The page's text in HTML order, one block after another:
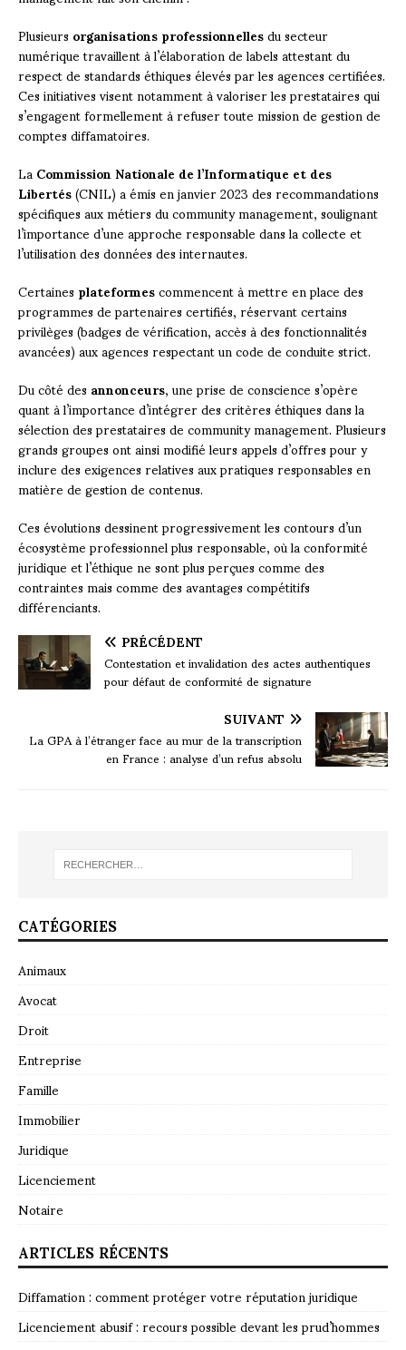
Plusieursorganisations professionnellesdu secteur
numérique travaillent à l’élaboration de labels attestant du
respect de standards éthiques élevés par les agences certifiées.
Ces initiatives visent notamment à valoriser les prestataires qui
s’engagent formellement à refuser toute mission de gestion de
comptes diffamatoires.
LaCommission Nationale de l’Informatique et des
Libertés(CNIL) a émis en janvier 2023 des recommandations
spécifiques aux métiers du community management, soulignant
l’importance d’une approche responsable dans la collecte et
l’utilisation des données des internautes.
Certainesplateformescommencent à mettre en place des
programmes de partenaires certifiés, réservant certains
privilèges (badges de vérification, accès à des fonctionnalités
avancées) aux agences respectant un code de conduite strict.
Du côté desannonceurs, une prise de conscience s’opère
quant à l’importance d’intégrer des critères éthiques dans la
sélection des prestataires de community management. Plusieurs
grands groupes ont ainsi modifié leurs appels d’offres pour y
inclure des exigences relatives aux pratiques responsables en
matière de gestion de contenus.
Ces évolutions dessinent progressivement les contours d’un
écosystème professionnel plus responsable, où la conformité
juridique et l’éthique ne sont plus perçues comme des
contraintes mais comme des avantages compétitifs
différenciants.
PRÉCÉDENT
Contestation et invalidation des actes authentiques
pour défaut de conformité de signature
SUIVANT
La GPA à l’étranger face au mur de la transcription
en France : analyse d’un refus absolu
CATÉGORIES
Animaux
Avocat
Droit
Entreprise
Famille
Immobilier
Juridique
Licenciement
Notaire
ARTICLES RÉCENTS
Diffamation : comment protéger votre réputation juridique
Licenciement abusif : recours possible devant les prud’hommes